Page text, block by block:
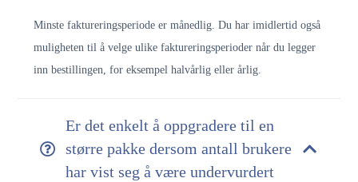
Minste faktureringsperiode er månedlig. Du har imidlertid også
muligheten til å velge ulike faktureringsperioder når du legger
inn bestillingen, for eksempel halvårlig eller årlig.
Er det enkelt å oppgradere til en
større pakke dersom antall brukere
har vist seg å være undervurdert